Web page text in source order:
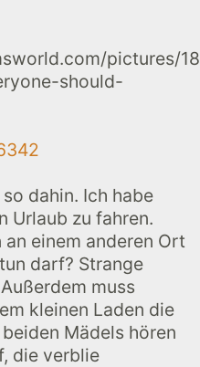
pictures/
should-
dahin. Ich habe
Urlaub zu fahren.
einem anderen Ort
darf? Strange
muss
kleinen Laden die
Mädels hören
die verblie